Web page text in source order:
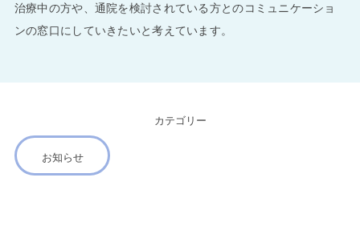
治療中の方や、通院を検討されている方とのコミュニケーショ
ンの窓口にしていきたいと考えています。
カテゴリー
お知らせ